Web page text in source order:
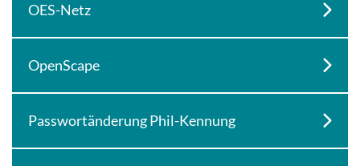
OES-Netz
OpenScape
Passwortänderung Phil-Kennung